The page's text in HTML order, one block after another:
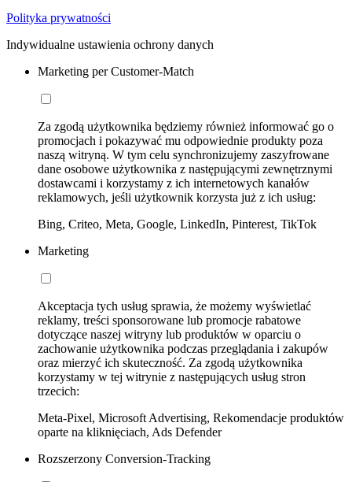
Polityka prywatności
Indywidualne ustawienia ochrony danych
Marketing per Customer-Match
Za zgodą użytkownika będziemy również informować go o
promocjach i pokazywać mu odpowiednie produkty poza
naszą witryną. W tym celu synchronizujemy zaszyfrowane
dane osobowe użytkownika z następującymi zewnętrznymi
dostawcami i korzystamy z ich internetowych kanałów
reklamowych, jeśli użytkownik korzysta już z ich usług:
Bing, Criteo, Meta, Google, LinkedIn, Pinterest, TikTok
Marketing
Akceptacja tych usług sprawia, że możemy wyświetlać
reklamy, treści sponsorowane lub promocje rabatowe
dotyczące naszej witryny lub produktów w oparciu o
zachowanie użytkownika podczas przeglądania i zakupów
oraz mierzyć ich skuteczność. Za zgodą użytkownika
korzystamy w tej witrynie z następujących usług stron
trzecich:
Meta-Pixel, Microsoft Advertising, Rekomendacje produktów
oparte na kliknięciach, Ads Defender
Rozszerzony Conversion-Tracking